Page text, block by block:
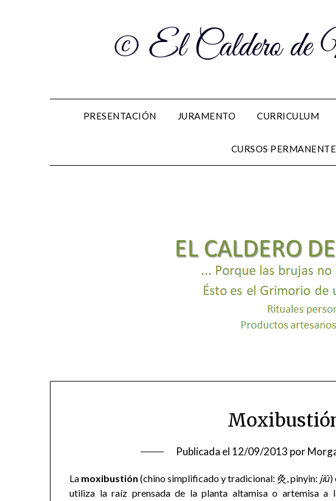
© El Caldero de
PRESENTACIÓN JURAMENTO CURRICULUM
CURSOS
Publicada el 12/09/2013 por
La moxibustión (chino simplificado y tradicional: 灸, pinyin: jiǔ)
utiliza la raíz prensada de la planta altamisa o artemisa